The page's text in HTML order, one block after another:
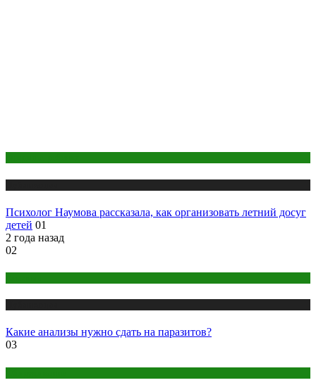
Психолог Наумова рассказала, как организовать летний досуг
детей 01
2 года назад
02
Какие анализы нужно сдать на паразитов?
03